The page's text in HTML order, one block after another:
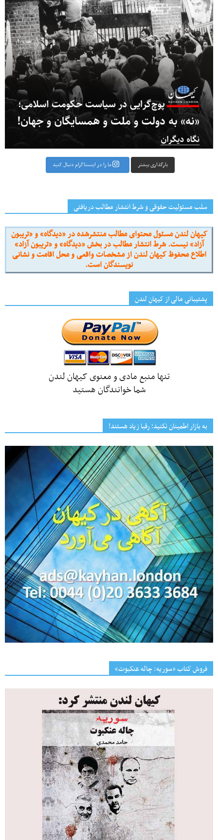
بارگذاری بیشتر ما را در اینستاگرام دنبال کنید
سلب مسئولیت حقوقی و شرط انتشار مطالب دریافتی
کیهان لندن مسئول محتوای مطالب منتشرشده در «دیدگاه» و «تریبون
آزاد» نیست. شرط انتشار مطالب در بخش «دیدگاه» و «تریبون آزاد»
اطلاع محفوظ کیهان لندن از مشخصات واقعی و محل اقامت و نشانی
نویسندگان است.
پشتیبانی مالی از کیهانِ لندن
تنها منبع مادی و معنوی کیهان لندن
شما خوانندگان هستید
به بازار اطمینان نکنید؛ رقبا زیاد هستند!
فروش کتاب «سوریه: چاله عنکبوت»